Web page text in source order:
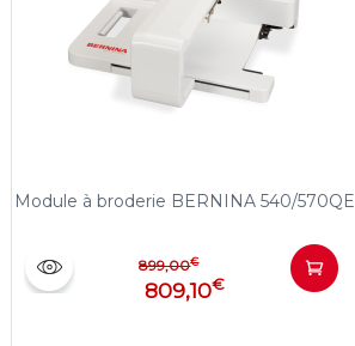
Module à broderie BERNINA 540/570QE
899,00€
809,10€